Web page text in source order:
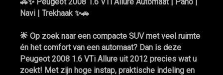
Interieur
Achterbank in delen neerklapbaar
Airco
Navi | Trekhaak✨🚗
🌟 Op zoek naar een compacte SUV met veel ruimte
én het comfort van een automaat? Dan is deze
Peugeot 2008 1.6 VTi Allure uit2012 precies wat u
zoekt! Met zijn hoge instap, praktische indeling en